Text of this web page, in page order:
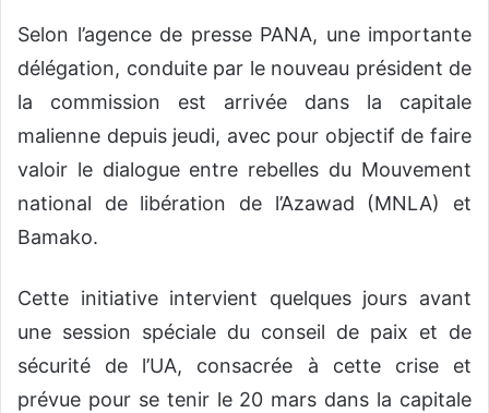
Selon l’agence de presse PANA, une importante
délégation, conduite par le nouveau président de
la commission est arrivée dans la capitale
malienne depuis jeudi, avec pour objectif de faire
valoir le dialogue entre rebelles du Mouvement
national de libération de l’Azawad (MNLA) et
Bamako.
Cette initiative intervient quelques jours avant
une session spéciale du conseil de paix et de
sécurité de l’UA, consacrée à cette crise et
prévue pour se tenir le 20 mars dans la capitale